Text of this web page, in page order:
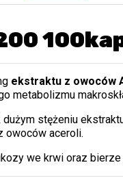
ekstraktu z owoców
metabolizmu
stężeniu
owoców aceroli.
we krwi oraz